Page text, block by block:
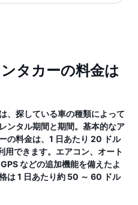
タカーの料金は
、探している車の種類によって
ンタル期間と期間。基本的なア
の料金は、1 日あたり 20 ドル
できます。エアコン、オート
などの追加機能を備えたよ
は 1 日あたり約 50 ～ 60 ドル